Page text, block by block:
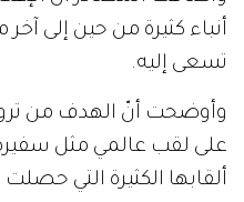
أنباء كثيرة من حين إلى
تسعى إليه.
وأوضحت أنّ الهدف من
على لقب عالمي مثل سفيرة
ألقابها الكثيرة التي